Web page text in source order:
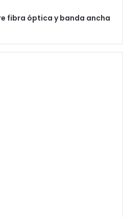
fibra óptica y banda ancha